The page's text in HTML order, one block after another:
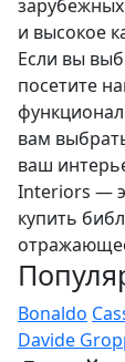
и высокое
Если вы
посетите
вам
ваш
Interiors —
купить
Bonaldo
Davide